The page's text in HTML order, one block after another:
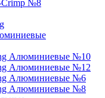
№8
Алюминиевые №10
Алюминиевые №12
Алюминиевые №6
Алюминиевые №8